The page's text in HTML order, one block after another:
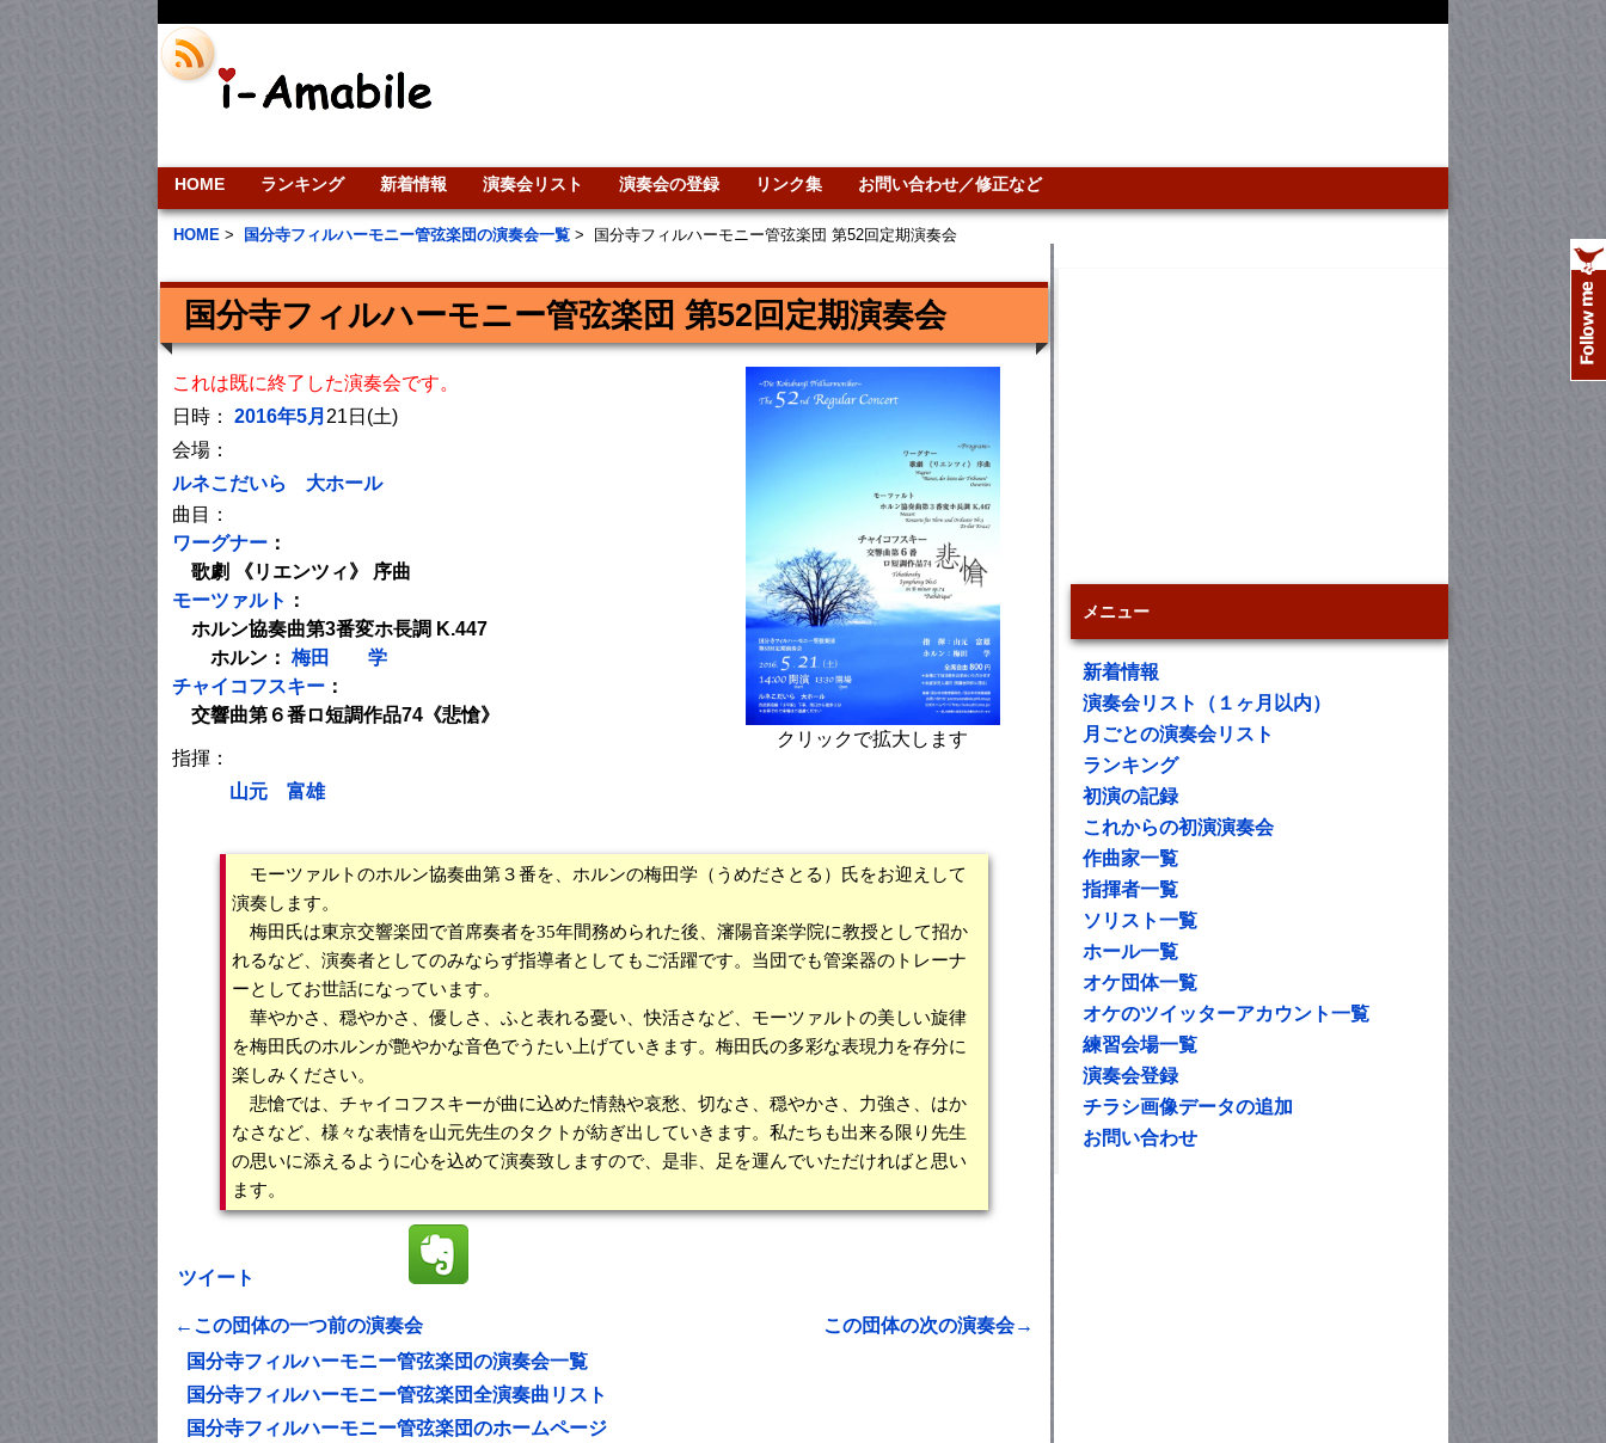
HOME ランキング 新着情報 演奏会リスト 演奏会の登録 リンク集 お問い合わせ／修正など
HOME > 国分寺フィルハーモニー管弦楽団の演奏会一覧 > 国分寺フィルハーモニー管弦楽団 第52回定期演奏会
国分寺フィルハーモニー管弦楽団 第52回定期演奏会
クリックで拡大します
これは既に終了した演奏会です。
日時： 2016年5月 21日(土)
会場：
ルネこだいら 大ホール
曲目：
ワーグナー ：
歌劇 《リエンツィ》 序曲
モーツァルト ：
ホルン協奏曲第3番変ホ長調 K.447
ホルン： 梅田 学
チャイコフスキー ：
交響曲第６番ロ短調作品74《悲愴》
指揮：
山元 富雄
モーツァルトのホルン協奏曲第３番を、ホルンの梅田学（うめださとる）氏をお迎えして
演奏します。
梅田氏は東京交響楽団で首席奏者を35年間務められた後、瀋陽音楽学院に教授として招か
れるなど、演奏者としてのみならず指導者としてもご活躍です。当団でも管楽器のトレーナ
ーとしてお世話になっています。
華やかさ、穏やかさ、優しさ、ふと表れる憂い、快活さなど、モーツァルトの美しい旋律
を梅田氏のホルンが艶やかな音色でうたい上げていきます。梅田氏の多彩な表現力を存分に
楽しみください。
悲愴では、チャイコフスキーが曲に込めた情熱や哀愁、切なさ、穏やかさ、力強さ、はか
なさなど、様々な表情を山元先生のタクトが紡ぎ出していきます。私たちも出来る限り先生
の思いに添えるように心を込めて演奏致しますので、是非、足を運んでいただければと思い
ます。
ツイート
←この団体の一つ前の演奏会
この団体の次の演奏会→
国分寺フィルハーモニー管弦楽団の演奏会一覧
国分寺フィルハーモニー管弦楽団全演奏曲リスト
国分寺フィルハーモニー管弦楽団のホームページ
メニュー
新着情報
演奏会リスト（１ヶ月以内）
月ごとの演奏会リスト
ランキング
初演の記録
これからの初演演奏会
作曲家一覧
指揮者一覧
ソリスト一覧
ホール一覧
オケ団体一覧
オケのツイッターアカウント一覧
練習会場一覧
演奏会登録
チラシ画像データの追加
お問い合わせ